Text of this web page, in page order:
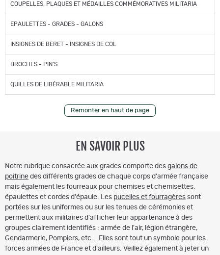
COUPELLES, PLAQUES ET MÉDAILLES COMMÉMORATIVES MILITARIA
EPAULETTES - GRADES - GALONS
INSIGNES DE BERET - INSIGNES DE COL
BROCHES - PIN'S
QUILLES DE LIBÉRABLE MILITARIA
Remonter en haut de page
EN SAVOIR PLUS
Notre rubrique consacrée aux grades comporte des galons de
poitrine des différents grades de chaque corps d'armée française
mais également les fourreaux pour chemises et chemisettes,
épaulettes et cordes d'épaule. Les pucelles et fourragères sont
portées sur les uniformes ou sur les tenues de cérémonies et
permettent aux militaires d'afficher leur appartenance à des
groupes clairement identifiés : armée de l'air, légion étrangère,
Gendarmerie, Pompiers, etc... Elles sont tout un symbole pour les
forces armées de France et d'ailleurs. Veillez également à jeter un